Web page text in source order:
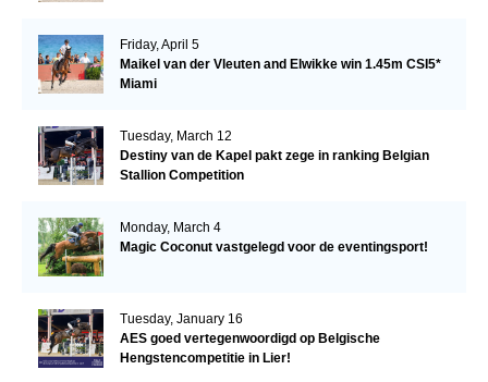
Friday, April 5
Maikel van der Vleuten and Elwikke win 1.45m CSI5*
Miami
Tuesday, March 12
Destiny van de Kapel pakt zege in ranking Belgian
Stallion Competition
Monday, March 4
Magic Coconut vastgelegd voor de eventingsport!
Tuesday, January 16
AES goed vertegenwoordigd op Belgische
Hengstencompetitie in Lier!